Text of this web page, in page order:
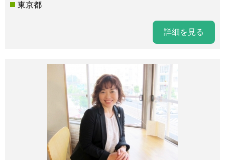
東京都
詳細を見る